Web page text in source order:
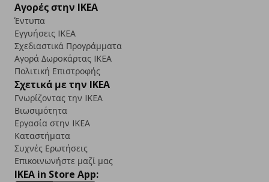
Αγορές στην IKEA
Έντυπα
Εγγυήσεις IKEA
Σχεδιαστικά Προγράμματα
Αγορά Δωρoκάρτας IKEA
Πολιτική Επιστροφής
Σχετικά με την IKEA
Γνωρίζοντας την IKEA
Βιωσιμότητα
Εργασία στην IKEA
Καταστήματα
Συχνές Ερωτήσεις
Επικοινωνήστε μαζί μας
IKEA in Store App: